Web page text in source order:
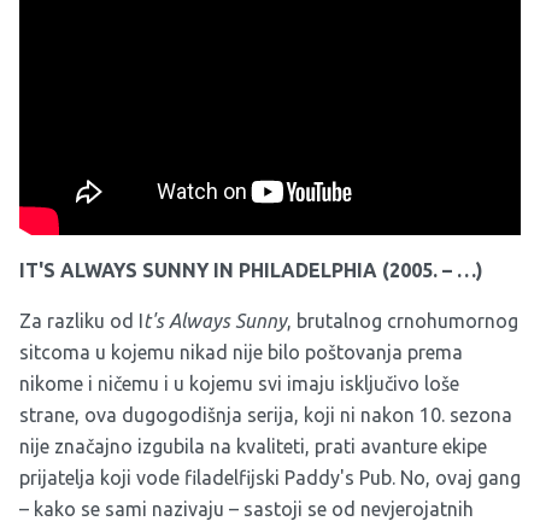
serija koja se s poštovanjem odnosila prema svojim
LGBT likovima, prikazujući i njihove dobre i loše strane.
IT'S ALWAYS SUNNY IN PHILADELPHIA (2005. – …)
Za razliku od It's Always Sunny, brutalnog crnohumornog
sitcoma u kojemu nikad nije bilo poštovanja prema
nikome i ničemu i u kojemu svi imaju isključivo loše
strane, ova dugogodišnja serija, koji ni nakon 10. sezona
nije značajno izgubila na kvaliteti, prati avanture ekipe
prijatelja koji vode filadelfijski Paddy's Pub. No, ovaj gang
– kako se sami nazivaju – sastoji se od nevjerojatnih